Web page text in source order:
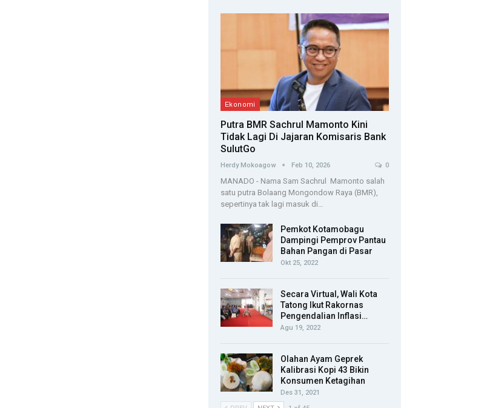
Ekonomi
Putra BMR Sachrul Mamonto Kini
Tidak Lagi Di Jajaran Komisaris Bank
SulutGo
Herdy Mokoagow Feb 10, 2026 0
MANADO - Nama Sam Sachrul Mamonto salah
satu putra Bolaang Mongondow Raya (BMR),
sepertinya tak lagi masuk di…
Pemkot Kotamobagu
Dampingi Pemprov Pantau
Bahan Pangan di Pasar
Okt 25, 2022
Secara Virtual, Wali Kota
Tatong Ikut Rakornas
Pengendalian Inflasi…
Agu 19, 2022
Olahan Ayam Geprek
Kalibrasi Kopi 43 Bikin
Konsumen Ketagihan
Des 31, 2021